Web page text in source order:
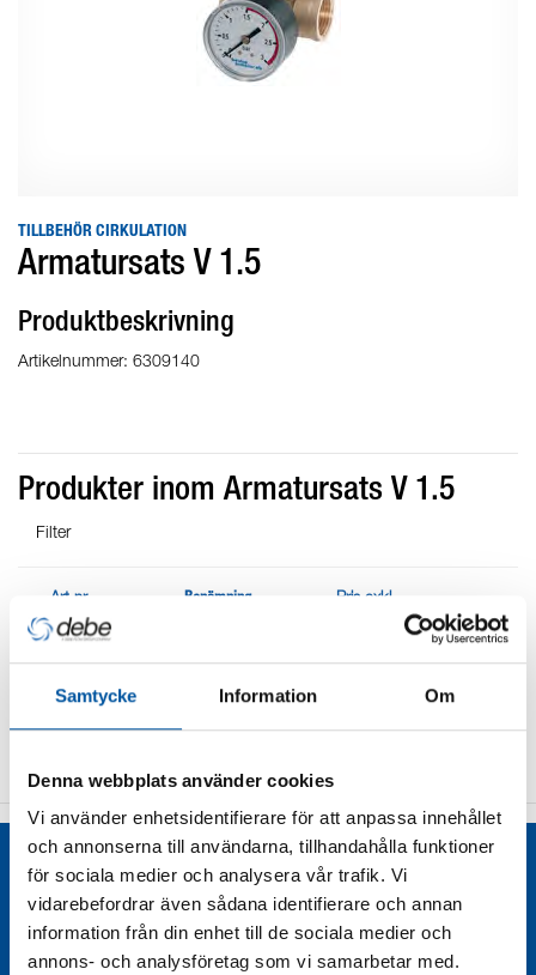
Samtycke Information Om
Denna webbplats använder cookies
Vi använder enhetsidentifierare för att anpassa innehållet
och annonserna till användarna, tillhandahålla funktioner
för sociala medier och analysera vår trafik. Vi
vidarebefordrar även sådana identifierare och annan
information från din enhet till de sociala medier och
annons- och analysföretag som vi samarbetar med.
TILLBEHÖR CIRKULATION
Armatursats V 1.5
Produktbeskrivning
Artikelnummer: 6309140
Produkter inom Armatursats V 1.5
Filter
Art.nr Benämning
Pris exkl.
Vi har inte lagt upp dessa produkter på vår hemsida än -
vänligen kontakta oss på 08-628 11 85 för offert.
Liknande produkter